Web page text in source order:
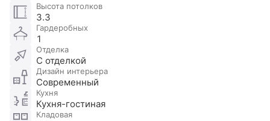
Высота потолков
3.3
Гардеробных
1
Отделка
С отделкой
Дизайн интерьера
Современный
Кухня
Кухня-гостиная
Кладовая